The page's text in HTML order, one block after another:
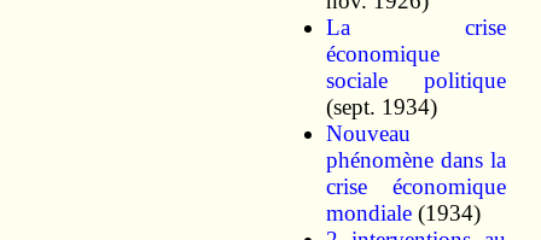
La crise
économique
sociale politique
(sept. 1934)
Nouveau
phénomène dans la
crise économique
mondiale(1934)